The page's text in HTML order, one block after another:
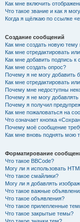
Как мне включить
Что такое звание и как я
Когда я щёлкаю по ссылке
Создание сообщений
Как мне создать новую
Как мне отредактировать
Как мне добавить подпись
Как мне создать опрос?
Почему я не могу добавить
Как мне отредактировать
Почему мне недоступны
Почему я не могу добавлять
Почему я получил
Как мне пожаловаться на
Что означает кнопка
Почему моё сообщение
Как мне вновь поднять мою
Форматирование
Что такое BBCode?
Могу ли я использовать
Что такое смайлики?
Могу ли я добавлять
Что такое важные
Что такое объявления?
Что такое прилепленные
Что такое закрытые темы?